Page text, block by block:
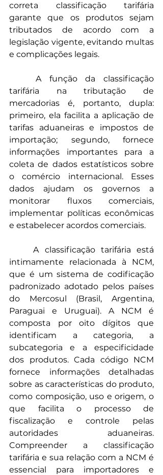
correta classificação tarifária
garante que os produtos sejam
tributados de acordo com a
legislação vigente, evitando multas
e complicações legais.
tarifária na tributação de
mercadorias é, portanto, dupla:
primeiro, ela facilita a aplicação de
tarifas aduaneiras e impostos de
importação; segundo, fornece
informações importantes para a
coleta de dados estatísticos sobre
o comércio internacional. Esses
dados ajudam os governos a
monitorar fluxos comerciais,
implementar políticas econômicas
e estabelecer acordos comerciais.
	A classificação tarifária está
intimamente relacionada à NCM,
que é um sistema de codificação
padronizado adotado pelos países
do Mercosul (Brasil, Argentina,
Paraguai e Uruguai). A NCM é
composta por oito dígitos que
identificam a categoria, a
subcategoria e a especificidade
dos produtos. Cada código NCM
fornece informações detalhadas
sobre as características do produto,
como composição, uso e origem, o
que facilita o processo de
fiscalização e controle pelas
autoridades aduaneiras.
Compreender a classificação
tarifária e sua relação com a NCM é
essencial para importadores e